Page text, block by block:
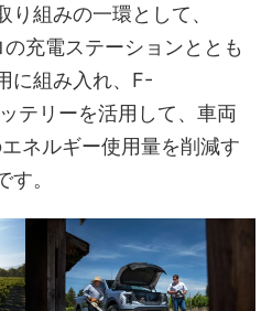
組みの一環として、
充電ステーションととも
に組み入れ、F-
テリーを活用して、車両
ネルギー使用量を削減す
。